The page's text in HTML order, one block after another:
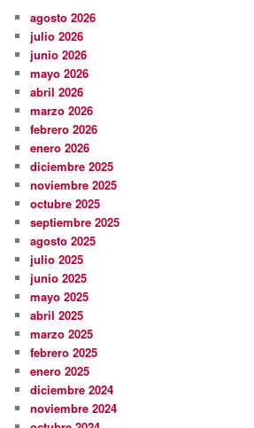
agosto 2026
julio 2026
junio 2026
mayo 2026
abril 2026
marzo 2026
febrero 2026
enero 2026
diciembre 2025
noviembre 2025
octubre 2025
septiembre 2025
agosto 2025
julio 2025
junio 2025
mayo 2025
abril 2025
marzo 2025
febrero 2025
enero 2025
diciembre 2024
noviembre 2024